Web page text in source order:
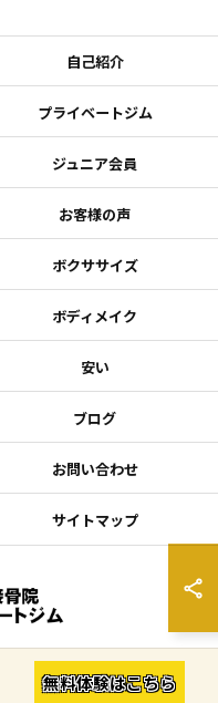
無料体験はこちら
自己紹介
プライベートジム
ジュニア会員
お客様の声
ボクササイズ
ボディメイク
安い
ブログ
お問い合わせ
サイトマップ
接骨院プライベートジム ALL